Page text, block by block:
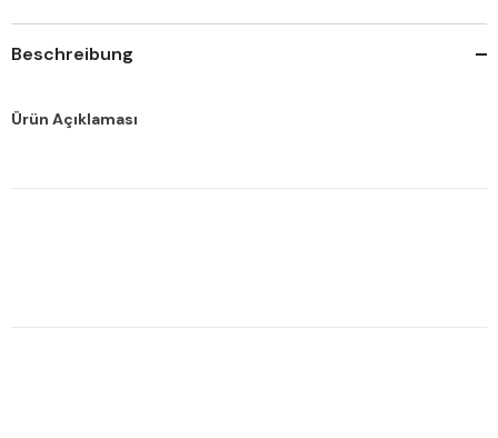
Beschreibung
Ürün Açıklaması